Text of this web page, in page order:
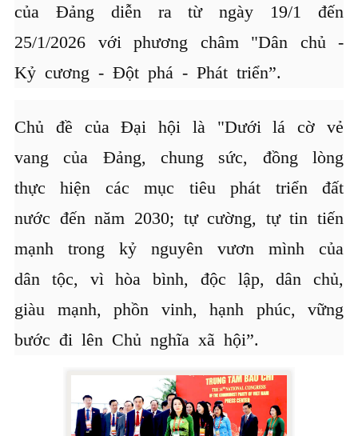
của Đảng diễn ra từ ngày 19/1 đến
25/1/2026 với phương châm "Dân chủ -
Kỷ cương - Đột phá - Phát triển”.
Chủ đề của Đại hội là "Dưới lá cờ vẻ
vang của Đảng, chung sức, đồng lòng
thực hiện các mục tiêu phát triển đất
nước đến năm 2030; tự cường, tự tin tiến
mạnh trong kỷ nguyên vươn mình của
dân tộc, vì hòa bình, độc lập, dân chủ,
giàu mạnh, phồn vinh, hạnh phúc, vững
bước đi lên Chủ nghĩa xã hội”.